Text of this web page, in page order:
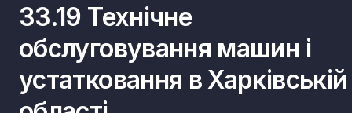
33.19 Технічне
обслуговування машин і
устатковання в Харківській